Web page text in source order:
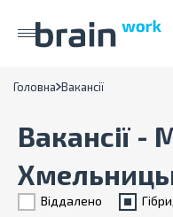
Головна Вакансії
Вакансії -
Віддалено